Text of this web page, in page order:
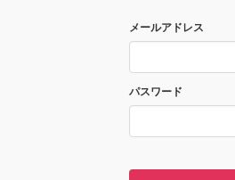
メールアドレス
パスワード